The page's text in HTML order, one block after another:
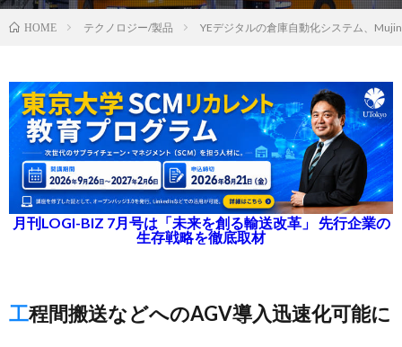
HOME テクノロジー/製品 YEデジタルの倉庫自動化システム、
月刊LOGI-BIZ 7月号は「未来を創る輸送改革」 先行企業の
生存戦略を徹底取材
工程間搬送などへのAGV導入迅速化可能に